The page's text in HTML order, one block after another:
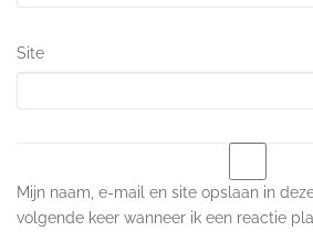
Site
Mijn naam, e-mail en site opslaan in
volgende keer wanneer ik een reactie